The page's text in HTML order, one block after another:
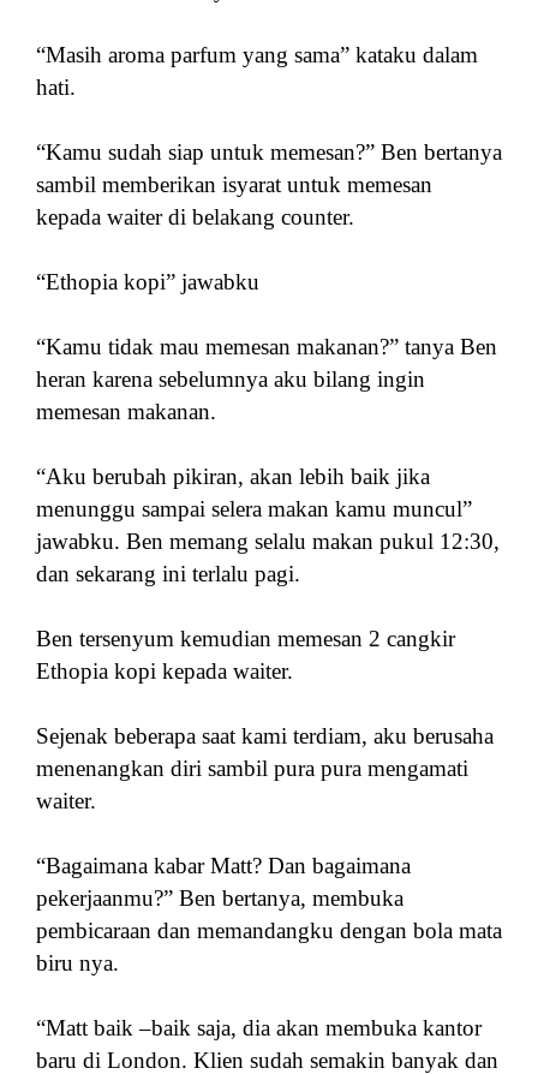
“Masih aroma parfum yang sama” kataku dalam
hati.
“Kamu sudah siap untuk memesan?” Ben bertanya
sambil memberikan isyarat untuk memesan
kepada waiter di belakang counter.
“Ethopia kopi” jawabku
“Kamu tidak mau memesan makanan?” tanya Ben
heran karena sebelumnya aku bilang ingin
memesan makanan.
“Aku berubah pikiran, akan lebih baik jika
menunggu sampai selera makan kamu muncul”
jawabku. Ben memang selalu makan pukul 12:30,
dan sekarang ini terlalu pagi.
Ben tersenyum kemudian memesan 2 cangkir
Ethopia kopi kepada waiter.
Sejenak beberapa saat kami terdiam, aku berusaha
menenangkan diri sambil pura pura mengamati
waiter.
“Bagaimana kabar Matt? Dan bagaimana
pekerjaanmu?” Ben bertanya, membuka
pembicaraan dan memandangku dengan bola mata
biru nya.
“Matt baik –baik saja, dia akan membuka kantor
baru di London. Klien sudah semakin banyak dan